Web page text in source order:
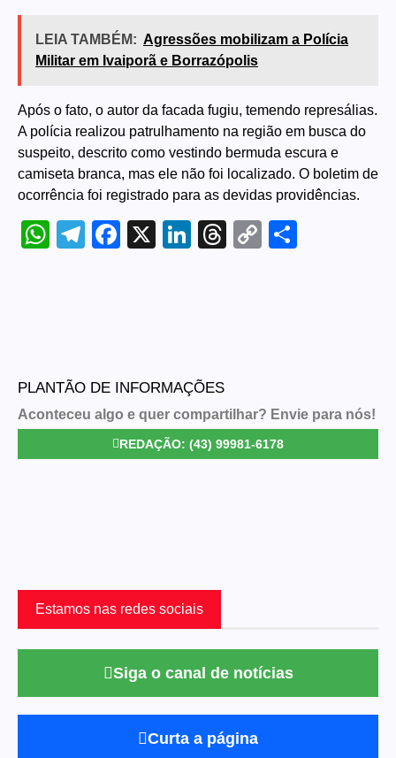
LEIA TAMBÉM: Agressões mobilizam a Polícia
Militar em Ivaiporã e Borrazópolis
Após o fato, o autor da facada fugiu, temendo represálias.
A polícia realizou patrulhamento na região em busca do
suspeito, descrito como vestindo bermuda escura e
camiseta branca, mas ele não foi localizado. O boletim de
ocorrência foi registrado para as devidas providências.
WhatsApp
Telegram
Facebook
X LinkedIn
Threads
Copy
PLANTÃO DE INFORMAÇÕES
Aconteceu algo e quer compartilhar? Envie para nós!
REDAÇÃO: (43) 99981-6178
Estamos nas redes sociais
Siga o canal de notícias
Curta a página